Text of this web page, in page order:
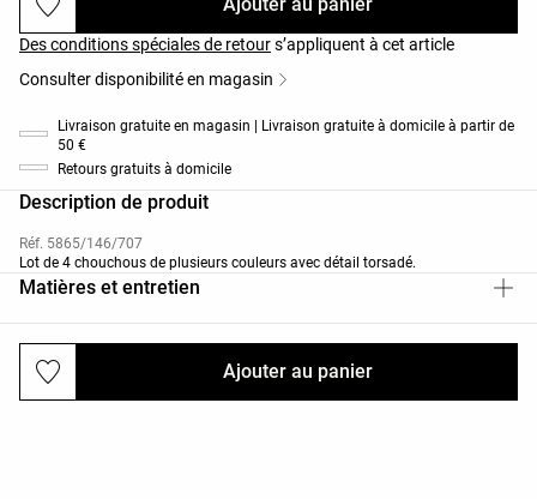
Ajouter au panier
Des conditions spéciales de retours’appliquent à cet article
Consulter disponibilité en magasin
Livraison gratuite en magasin | Livraison gratuite à domicile à partir de
50 €
Retours gratuits à domicile
Description de produit
Réf. 5865/146/707
Lot de 4 chouchous de plusieurs couleurs avec détail torsadé.
Matières et entretien
Livraisons et retours